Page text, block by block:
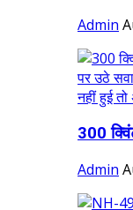
Admin
300
Admin